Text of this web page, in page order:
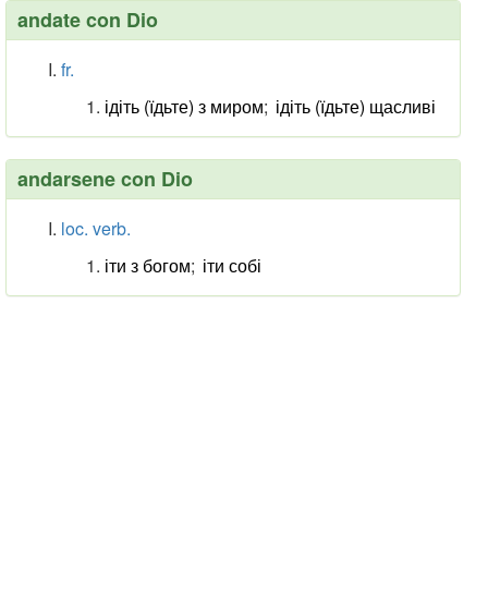
andate con Dio
fr.
ідіть (їдьте) з миром; ідіть (їдьте) щасливі
andarsene con Dio
loc. verb.
іти з богом; іти собі